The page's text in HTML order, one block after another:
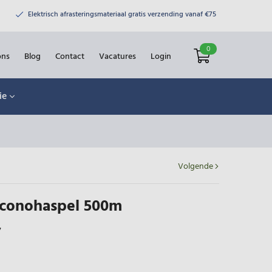
Elektrisch afrasteringsmateriaal gratis verzending vanaf €75
0
Login
Blog Contact Vacatures
Volgende
500m